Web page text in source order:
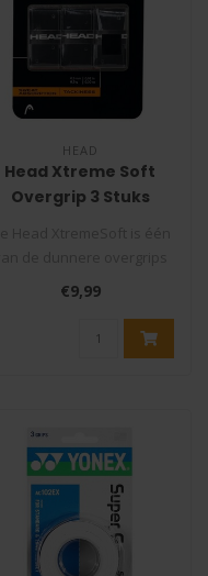
HEAD
Head Xtreme Soft
Overgrip 3 Stuks
met zijn 0.50mm dikte. De ..
€9,99